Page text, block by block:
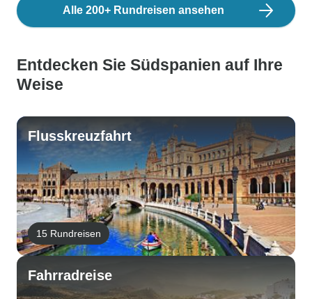
Alle 200+ Rundreisen ansehen
Entdecken Sie Südspanien auf Ihre
Weise
Flusskreuzfahrt
15 Rundreisen
Fahrradreise